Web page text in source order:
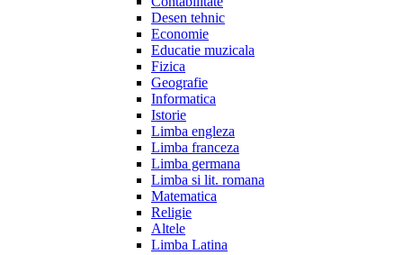
Desen tehnic
Economie
Educatie muzicala
Fizica
Geografie
Informatica
Istorie
Limba engleza
Limba franceza
Limba germana
Limba si lit. romana
Matematica
Religie
Altele
Limba Latina